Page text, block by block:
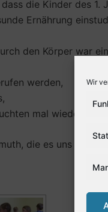
Wir
die Kinder des 1.
Ernährung
den Körper war
werden,
mal wieder am
die es uns